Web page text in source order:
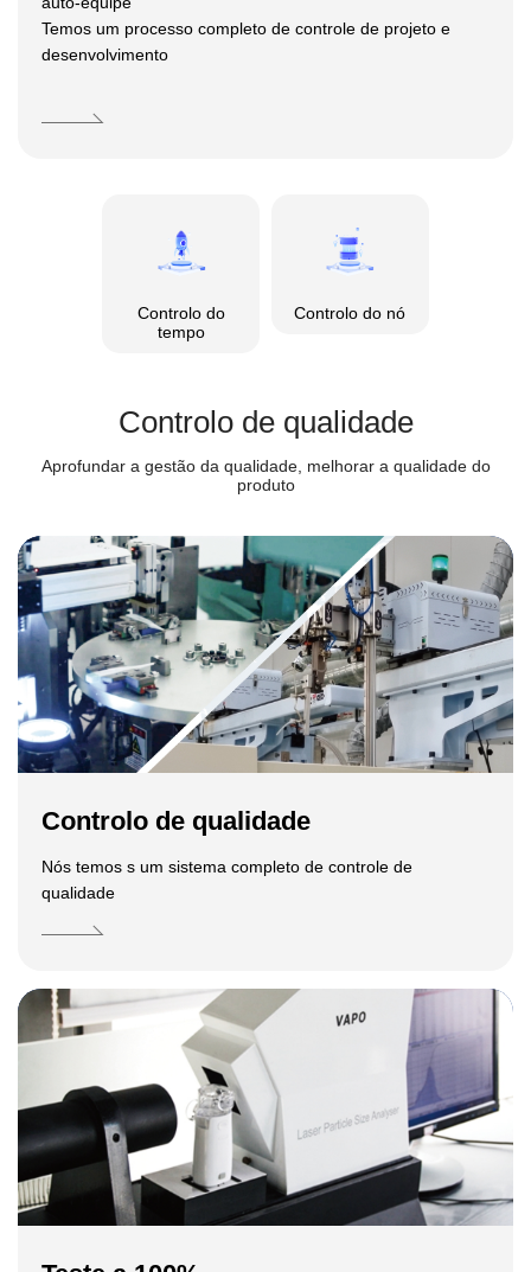
Temos um processo completo de controle de projeto e
desenvolvimento
Controlo do
tempo
Controlo do nó
Controlo de qualidade
Aprofundar a gestão da qualidade, melhorar a qualidade do
produto
Controlo de qualidade
Nós temos s um sistema completo de controle de
qualidade